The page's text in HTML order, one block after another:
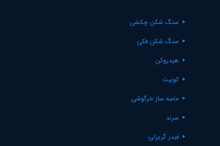
سنگ شکن چکشی
سنگ شکن فکی
هیدروکن
کوبیت
ماسه ساز خرگوشی
سرند
فیدر گریزلی